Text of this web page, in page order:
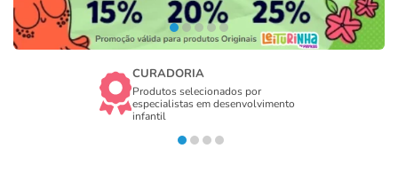
CURADORIA
Produtos selecionados por
especialistas em desenvolvimento
infantil